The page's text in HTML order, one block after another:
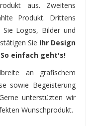
aus. Zweitens
Produkt. Drittens
Logos, Bilder und
Sie Ihr Design
einfach geht's!
an grafischem
sowie Begeisterung
unterstüzten wir
Wunschprodukt.